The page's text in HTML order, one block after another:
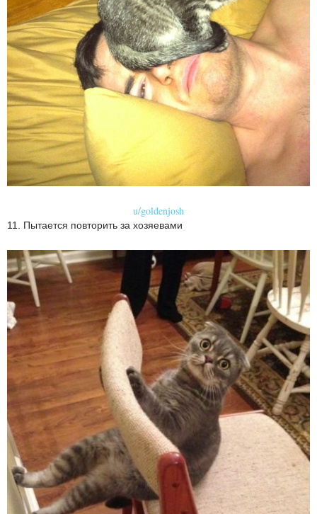
u/goldenjosh
11. Пытается повторить за хозяевами